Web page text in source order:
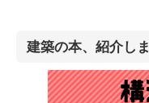
建築の本、紹介し